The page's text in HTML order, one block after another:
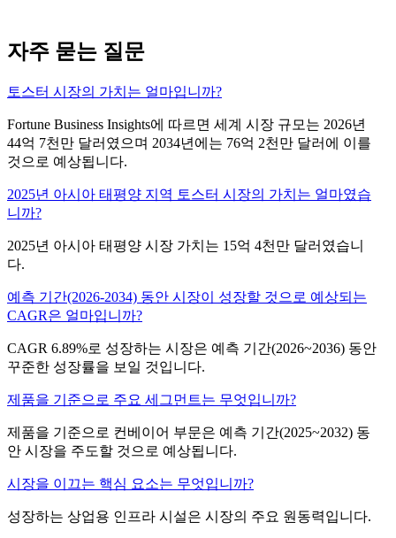
자주 묻는 질문
토스터 시장의 가치는 얼마입니까?
Fortune Business Insights에 따르면 세계 시장 규모는 2026년
44억 7천만 달러였으며 2034년에는 76억 2천만 달러에 이를
것으로 예상됩니다.
2025년 아시아 태평양 지역 토스터 시장의 가치는 얼마였습
니까?
2025년 아시아 태평양 시장 가치는 15억 4천만 달러였습니
다.
예측 기간(2026-2034) 동안 시장이 성장할 것으로 예상되는
CAGR은 얼마입니까?
CAGR 6.89%로 성장하는 시장은 예측 기간(2026~2036) 동안
꾸준한 성장률을 보일 것입니다.
제품을 기준으로 주요 세그먼트는 무엇입니까?
제품을 기준으로 컨베이어 부문은 예측 기간(2025~2032) 동
안 시장을 주도할 것으로 예상됩니다.
시장을 이끄는 핵심 요소는 무엇입니까?
성장하는 상업용 인프라 시설은 시장의 주요 원동력입니다.